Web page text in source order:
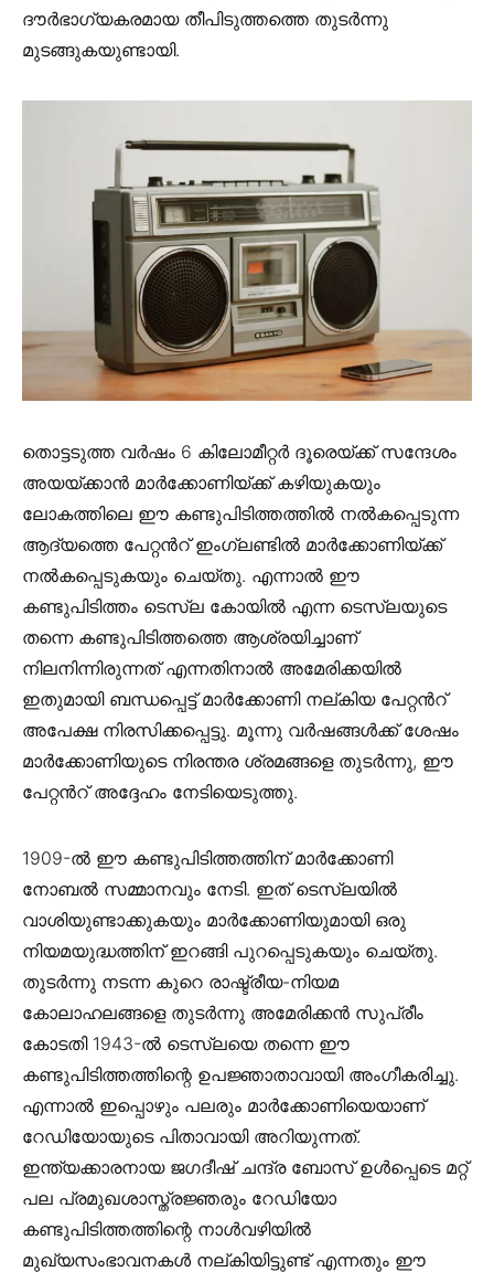
ദൗർഭാഗ്യകരമായ തീപിടുത്തത്തെ തുടർന്നു
മുടങ്ങുകയുണ്ടായി.
തൊട്ടടുത്ത വർഷം 6 കിലോമീറ്റർ ദൂരെയ്ക്ക് സന്ദേശം
അയയ്ക്കാൻ മാർക്കോണിയ്ക്ക് കഴിയുകയും
ലോകത്തിലെ ഈ കണ്ടുപിടിത്തത്തിൽ നൽകപ്പെടുന്ന
ആദ്യത്തെ പേറ്റൻറ് ഇംഗ്ലണ്ടിൽ മാർക്കോണിയ്ക്ക്
നൽകപ്പെടുകയും ചെയ്തു. എന്നാൽ ഈ
കണ്ടുപിടിത്തം ടെസ്ല കോയിൽ എന്ന ടെസ്ലയുടെ
തന്നെ കണ്ടുപിടിത്തത്തെ ആശ്രയിച്ചാണ്
നിലനിന്നിരുന്നത് എന്നതിനാൽ അമേരിക്കയിൽ
ഇതുമായി ബന്ധപ്പെട്ട് മാർക്കോണി നല്കിയ പേറ്റൻറ്
അപേക്ഷ നിരസിക്കപ്പെട്ടു. മൂന്നു വർഷങ്ങൾക്ക് ശേഷം
മാർക്കോണിയുടെ നിരന്തര ശ്രമങ്ങളെ തുടർന്നു, ഈ
പേറ്റൻറ് അദ്ദേഹം നേടിയെടുത്തു.
1909-ൽ ഈ കണ്ടുപിടിത്തത്തിന് മാർക്കോണി
നോബൽ സമ്മാനവും നേടി. ഇത് ടെസ്ലയിൽ
വാശിയുണ്ടാക്കുകയും മാർക്കോണിയുമായി ഒരു
നിയമയുദ്ധത്തിന് ഇറങ്ങി പുറപ്പെടുകയും ചെയ്തു.
തുടർന്നു നടന്ന കുറെ രാഷ്ട്രീയ-നിയമ
കോലാഹലങ്ങളെ തുടർന്നു അമേരിക്കൻ സുപ്രീം
കോടതി 1943-ൽ ടെസ്ലയെ തന്നെ ഈ
കണ്ടുപിടിത്തത്തിന്റെ ഉപജ്ഞാതാവായി അംഗീകരിച്ചു.
എന്നാൽ ഇപ്പൊഴും പലരും മാർക്കോണിയെയാണ്
റേഡിയോയുടെ പിതാവായി അറിയുന്നത്.
ഇന്ത്യക്കാരനായ ജഗദീഷ് ചന്ദ്ര ബോസ് ഉൾപ്പെടെ മറ്റ്
പല പ്രമുഖശാസ്ത്രജ്ഞരും റേഡിയോ
കണ്ടുപിടിത്തത്തിന്റെ നാൾവഴിയിൽ
മുഖ്യസംഭാവനകൾ നല്കിയിട്ടുണ്ട് എന്നതും ഈ